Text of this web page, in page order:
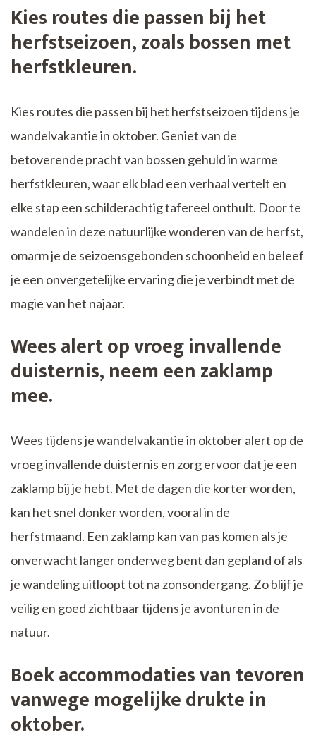
Kies routes die passen bij het
herfstseizoen, zoals bossen met
herfstkleuren.
Kies routes die passen bij het herfstseizoen tijdens je
wandelvakantie in oktober. Geniet van de
betoverende pracht van bossen gehuld in warme
herfstkleuren, waar elk blad een verhaal vertelt en
elke stap een schilderachtig tafereel onthult. Door te
wandelen in deze natuurlijke wonderen van de herfst,
omarm je de seizoensgebonden schoonheid en beleef
je een onvergetelijke ervaring die je verbindt met de
magie van het najaar.
Wees alert op vroeg invallende
duisternis, neem een zaklamp
mee.
Wees tijdens je wandelvakantie in oktober alert op de
vroeg invallende duisternis en zorg ervoor dat je een
zaklamp bij je hebt. Met de dagen die korter worden,
kan het snel donker worden, vooral in de
herfstmaand. Een zaklamp kan van pas komen als je
onverwacht langer onderweg bent dan gepland of als
je wandeling uitloopt tot na zonsondergang. Zo blijf je
veilig en goed zichtbaar tijdens je avonturen in de
natuur.
Boek accommodaties van tevoren
vanwege mogelijke drukte in
oktober.